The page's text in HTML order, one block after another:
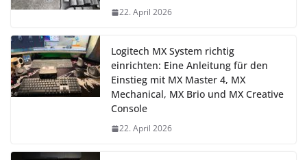
22. April 2026
Logitech MX System richtig
einrichten: Eine Anleitung für den
Einstieg mit MX Master 4, MX
Mechanical, MX Brio und MX Creative
Console
22. April 2026